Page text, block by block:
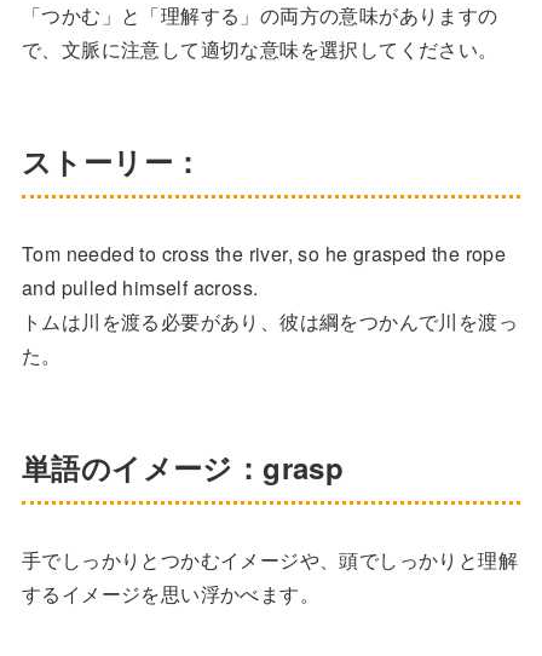
「つかむ」と「理解する」の両方の意味がありますの
で、文脈に注意して適切な意味を選択してください。
ストーリー：
Tom needed to cross the river, so he grasped the rope
and pulled himself across.
トムは川を渡る必要があり、彼は綱をつかんで川を渡っ
た。
単語のイメージ：grasp
手でしっかりとつかむイメージや、頭でしっかりと理解
するイメージを思い浮かべます。